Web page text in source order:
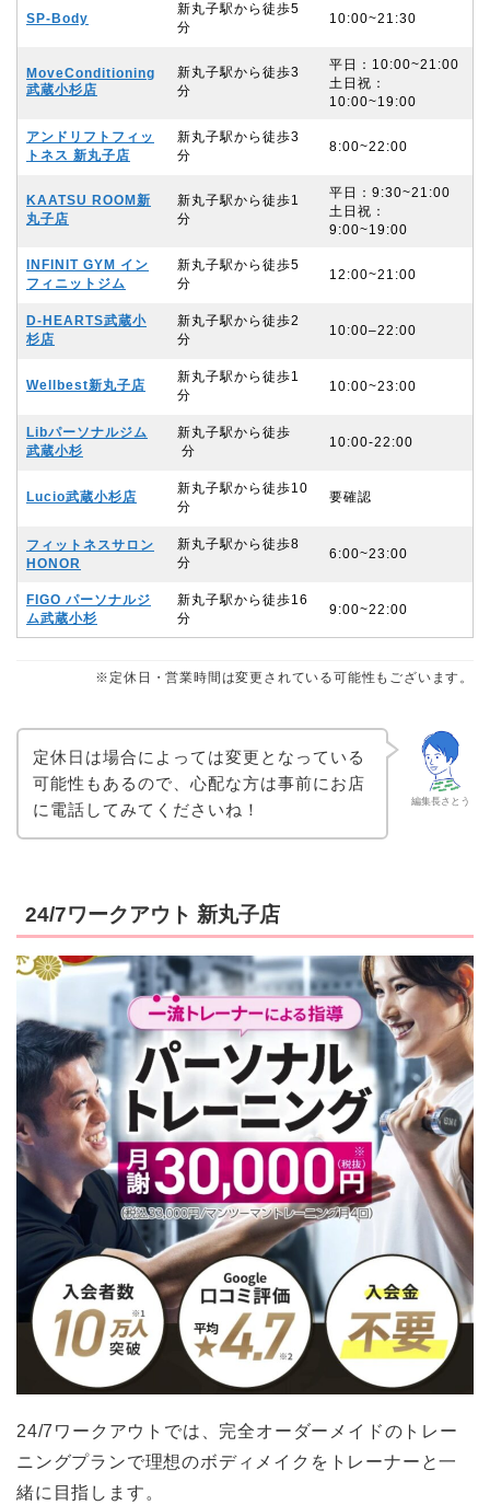
SP-Body
新丸子駅から徒歩5
分
10:00~21:30
MoveConditioning
武蔵小杉店
新丸子駅から徒歩3
分
平⽇：10:00~21:00
⼟⽇祝：
10:00~19:00
アンドリフトフィッ
トネス 新丸子店
新丸子駅から徒歩3
分
8:00~22:00
KAATSU ROOM新
丸子店
新丸子駅から徒歩1
分
平日：9:30~21:00
土日祝：
9:00~19:00
INFINIT GYM イン
フィニットジム
新丸子駅から徒歩5
分
12:00~21:00
D-HEARTS武蔵小
杉店
新丸子駅から徒歩2
分
10:00–22:00
Wellbest新丸子店
新丸子駅から徒歩1
分
10:00~23:00
Libパーソナルジム
武蔵小杉
新丸子駅から徒歩
分
10:00-22:00
Lucio武蔵小杉店
新丸子駅から徒歩10
分
要確認
フィットネスサロン
HONOR
新丸子駅から徒歩8
分
6:00~23:00
FIGO パーソナルジ
ム武蔵小杉
新丸子駅から徒歩16
分
9:00~22:00
※定休日・営業時間は変更されている可能性もございます。
編集長さとう
定休日は場合によっては変更となっている
可能性もあるので、心配な方は事前にお店
に電話してみてくださいね！
24/7ワークアウト 新丸子店
24/7ワークアウトでは、完全オーダーメイドのトレー
ニングプランで理想のボディメイクをトレーナーと一
緒に目指します。